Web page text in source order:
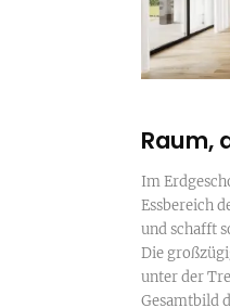
Raum,
Im
Essbereich
und schafft
Die
unter der
Gesamtbild